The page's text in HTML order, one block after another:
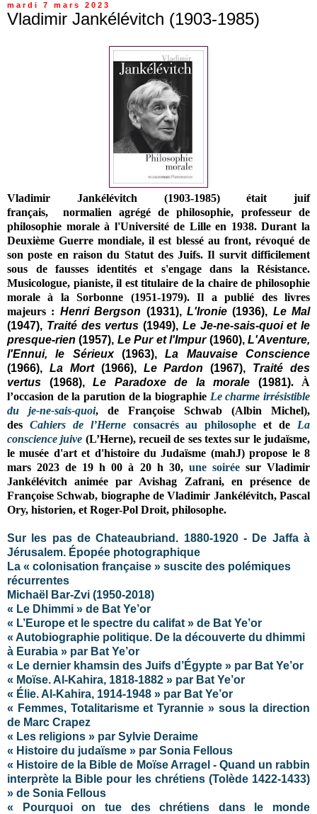
mardi 7 mars 2023
Vladimir Jankélévitch (1903-1985)
Vladimir Jankélévitch (1903-1985) était juif
français,
normalien agrégé de philosophie, professeur de
philosophie morale à l'Université de Lille en 1938. Durant la
Deuxième Guerre mondiale, il est blessé au front, révoqué de
son poste en raison du Statut des Juifs. Il survit difficilement
sous de fausses identités et s'engage dans la Résistance.
Musicologue, pianiste, il est titulaire de la chaire de philosophie
morale à la Sorbonne (1951-1979). Il a publié des livres
majeurs : Henri Bergson (1931), L'Ironie(1936), Le Mal
(1947), Traité des vertus (1949), Le Je-ne-sais-quoi et le
presque-rien (1957), Le Pur et l'Impur(1960),L'Aventure,
l'Ennui, le Sérieux(1963),La Mauvaise Conscience
(1966), La Mort(1966), Le Pardon(1967), Traité des
vertus (1968), Le Paradoxe de la morale (1981). À
l’occasion de la parution de la biographie Le charme irrésistible
du je-ne-sais-quoi, de Françoise Schwab (Albin Michel),
des Cahiers de l’Herneconsacrés au philosophe et de La
conscience juive (L’Herne), recueil de ses textes sur le judaïsme,
le musée d'art et d'histoire du Judaïsme (mahJ) propose le 8
mars 2023 de 19 h 00 à 20 h 30, une soirée sur Vladimir
Jankélévitch animée par Avishag Zafrani, en présence de
Françoise Schwab, biographe de Vladimir Jankélévitch, Pascal
Ory, historien, et Roger-Pol Droit, philosophe.
Sur les pas de Chateaubriand. 1880-1920 - De Jaffa à
Jérusalem. Épopée photographique
La « colonisation française » suscite des polémiques
récurrentes
Michaël Bar-Zvi (1950-2018)
« Le Dhimmi » de Bat Ye’or
« L’Europe et le spectre du califat » de Bat Ye’or
« Autobiographie politique. De la découverte du dhimmi
à Eurabia » par Bat Ye’or
« Le dernier khamsin des Juifs d’Égypte » par Bat Ye’or
« Moïse. Al-Kahira, 1818-1882 » par Bat Ye’or
« Élie. Al-Kahira, 1914-1948 » par Bat Ye’or
« Femmes, Totalitarisme et Tyrannie » sous la direction
de Marc Crapez
« Les religions » par Sylvie Deraime
« Histoire du judaïsme » par Sonia Fellous
« Histoire de la Bible de Moïse Arragel - Quand un rabbin
interprète la Bible pour les chrétiens (Tolède 1422-1433)
» de Sonia Fellous
« Pourquoi on tue des chrétiens dans le monde